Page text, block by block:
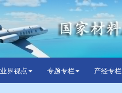
业界视点 专题专栏 产经专栏